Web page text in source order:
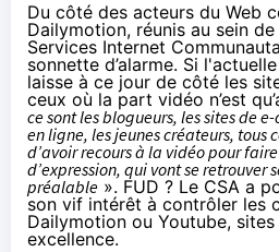
Du côté des acteurs du Web
Dailymotion, réunis au sein de
Services Internet
sonnette d’alarme. Si
laisse à ce jour de côté les
ceux où la part vidéo n’est
ce sont les blogueurs, les sites de
en ligne, les jeunes créateurs, tous
d’avoir recours à la vidéo pour
d’expression, qui vont se retrouver
préalable ». FUD ? Le CSA a
son vif intérêt à contrôler les
Dailymotion ou Youtube,
excellence.